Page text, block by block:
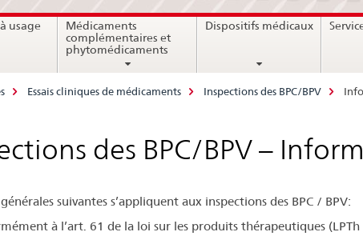
bases
juridiques,
contact
usage
Médicaments
complémentaires et
phytomédicaments
Dispositifs médicaux
Essais cliniques de médicaments Inspections des BPC/BPV
des BPC/BPV –
suivantes s’appliquent aux inspections des BPC / BPV:
à l’art. 61 de la loi sur les produits thérapeutiques (LPTh